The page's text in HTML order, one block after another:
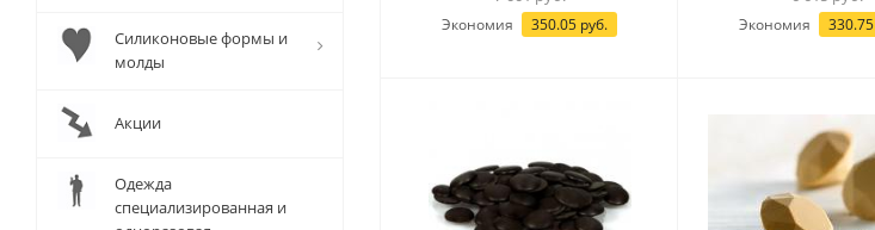
Экономия 350.05 руб. Экономия 330.75
Силиконовые формы и
молды
Акции
Одежда
специализированная и